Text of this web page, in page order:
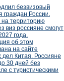
безвизовый
граждан России.
на территорию
виз россияне смогут
года.
об этом
на сайте
Китая. Россияне
30 дней без
с туристическими